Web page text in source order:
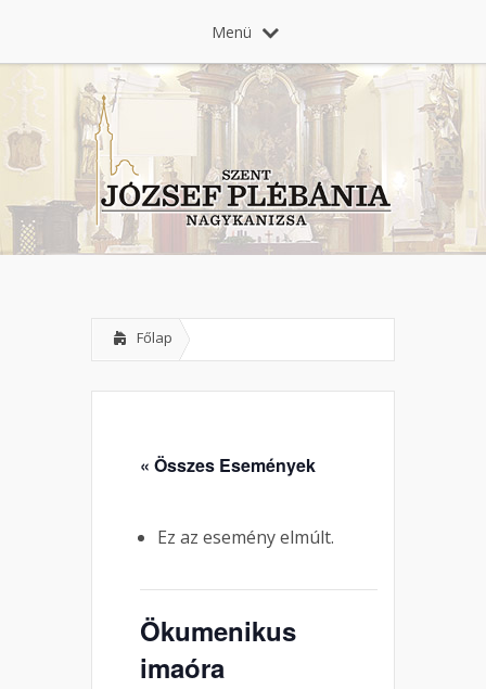
Menü
Főlap
« Összes Események
Ez az esemény elmúlt.
Ökumenikus
imaóra